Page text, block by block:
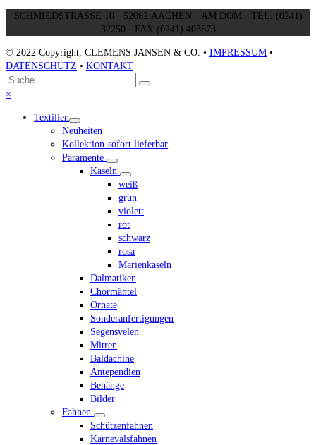
SCHMIEDSTRASSE 10 · 52062 AACHEN · AM DOM · TEL. (0241)
32250 · FAX (0241) 403673
© 2022 Copyright, CLEMENS JANSEN & CO. • IMPRESSUM •
DATENSCHUTZ • KONTAKT
An
den
scrollen
Suche
Senden
×
menu
Textilien
Neuheiten
Kollektion-sofort lieferbar
Paramente
Kaseln
weiß
grün
violett
rot
schwarz
rosa
Marienkaseln
Dalmatiken
Chormäntel
Ornate
Sonderanfertigungen
Segensvelen
Mitren
Baldachine
Antependien
Behänge
Bilder
Fahnen
Schützenfahnen
Karnevalsfahnen